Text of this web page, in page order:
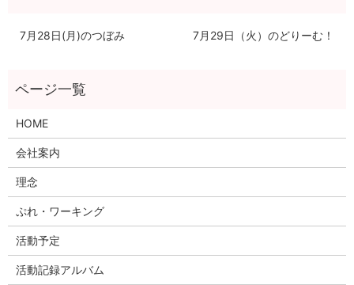
7月28日(月)のつぼみ 7月29日（火）のどりーむ！
HOME
会社案内
理念
ぷれ・ワーキング
活動予定
活動記録アルバム